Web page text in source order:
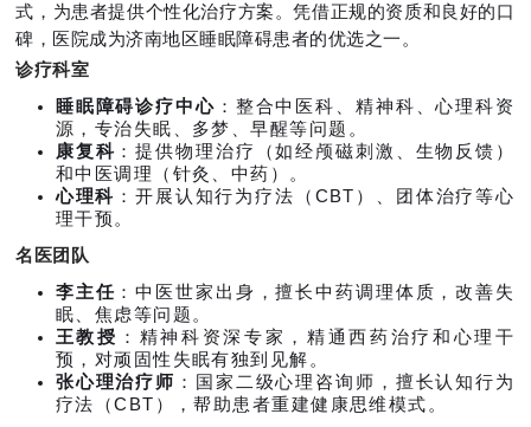
式，为患者提供个性化治疗方案。凭借正规的资质和良好的口
碑，医院成为济南地区睡眠障碍患者的优选之一。
诊疗科室
睡眠障碍诊疗中心 ：整合中医科、精神科、心理科资
源，专治失眠、多梦、早醒等问题。
康复科 ：提供物理治疗（如经颅磁刺激、生物反馈）
和中医调理（针灸、中药）。
心理科 ：开展认知行为疗法（CBT）、团体治疗等心
理干预。
名医团队
李主任 ：中医世家出身，擅长中药调理体质，改善失
眠、焦虑等问题。
王教授 ：精神科资深专家，精通西药治疗和心理干
预，对顽固性失眠有独到见解。
张心理治疗师 ：国家二级心理咨询师，擅长认知行为
疗法（CBT），帮助患者重建健康思维模式。